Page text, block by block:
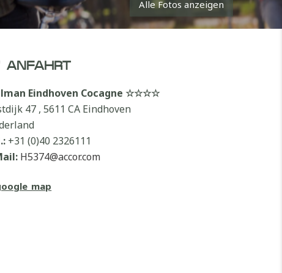
Alle Fotos anzeigen
ANFAHRT
Eindhoven Cocagne ☆☆☆☆
47 , 5611 CA Eindhoven
+31 (0)40 2326111
H5374@accor.com